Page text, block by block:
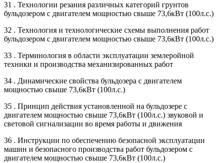
31 . Технологии резания различных категорий грунтов
бульдозером с двигателем мощностью свыше 73,6кВт (100л.с.)
32 . Технология и технологические схемы выполнения работ
бульдозером с двигателем мощностью свыше 73,6кВт (100л.с.)
33 . Терминология в области эксплуатации землеройной
техники и производства механизированных работ
34 . Динамические свойства бульдозера с двигателем
мощностью свыше 73,6кВт (100л.с.)
35 . Принцип действия установленной на бульдозере с
двигателем мощностью свыше 73,6кВт (100л.с.) звуковой и
световой сигнализации во время работы и движения
36 . Инструкции по обеспечению безопасной эксплуатации
машин и безопасного производства работ бульдозером с
двигателем мощностью свыше 73,6кВт (100л.с.)